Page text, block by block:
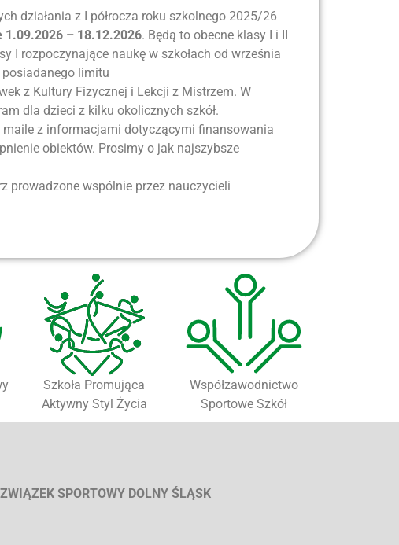
działania z I półrocza roku szkolnego 2025/26
1.09.2026 – 18.12.2026. Będą to obecne klasy I i II
I rozpoczynające naukę w szkołach od września
posiadanego limitu
z Kultury Fizycznej i Lekcji z Mistrzem. W
dla dzieci z kilku okolicznych szkół.
maile z informacjami dotyczącymi finansowania
obiektów. Prosimy o jak najszybsze
prowadzone wspólnie przez nauczycieli
Szkoła Promująca
Aktywny Styl Życia
Współzawodnictwo
Sportowe Szkół
SPORTOWY DOLNY ŚLĄSK